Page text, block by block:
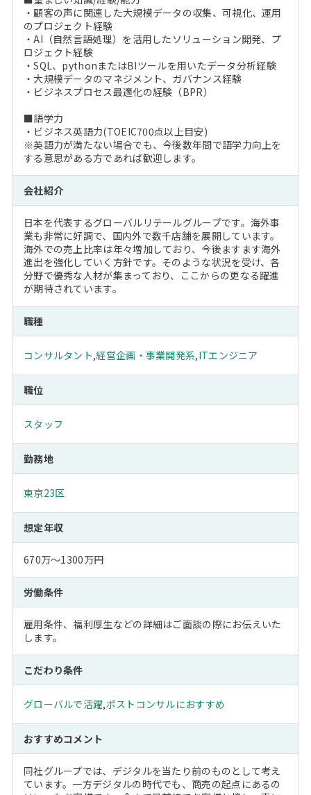
・顧客の声に関連した大規模データの収集、可視化、運用
のプロジェクト経験
・AI（自然言語処理）を活用したソリューション開発、プ
ロジェクト経験
・SQL、pythonまたはBIツールを用いたデータ分析経験
・大規模データのマネジメント、ガバナンス経験
・ビジネスプロセス最適化の経験（BPR）
■語学力
・ビジネス英語力(TOEIC700点以上目安)
※英語力が満たない場合でも、今後数年間で語学力向上を
する意思がある方であれば歓迎します。
会社紹介
日本を代表するグローバルリテールグループです。海外事
業も非常に好調で、国内外で数千店舗を展開しています。
海外での売上比率は年々増加しており、今後ますます海外
進出を強化していく方針です。そのような状況を受け、各
分野で優秀な人材が集まっており、ここからの更なる躍進
が期待されています。
職種
コンサルタント,経営企画・事業開発系,ITエンジニア
職位
スタッフ
勤務地
東京23区
想定年収
670万～1300万円
労働条件
雇用条件、福利厚生などの詳細はご面談の際にお伝えいた
します。
こだわり条件
グローバルで活躍,ポストコンサルにおすすめ
おすすめコメント
同社グループでは、デジタルを当たり前のものとして考え
ています。一方デジタルの時代でも、商売の起点にあるの